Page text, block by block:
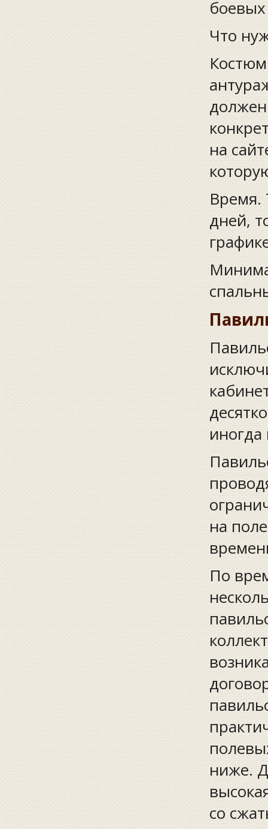
Что
на
Время.
дней,
на
По
ниже.
со